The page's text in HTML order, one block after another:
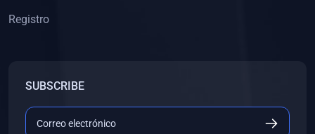
Registro
SUBSCRIBE